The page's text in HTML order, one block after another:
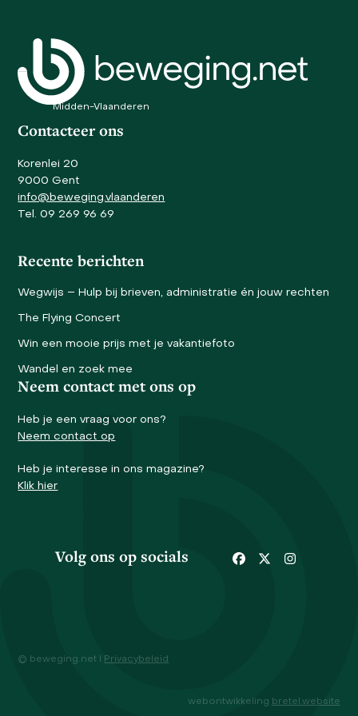
buttons
Midden-Vlaanderen
Contacteer ons
Korenlei 20
9000 Gent
info@beweging.vlaanderen
Tel. 09 269 96 69
Recente berichten
Wegwijs – Hulp bij brieven, administratie én jouw rechten
The Flying Concert
Win een mooie prijs met je vakantiefoto
Wandel en zoek mee
Neem contact met ons op
Heb je een vraag voor ons?
Neem contact op
Heb je interesse in ons magazine?
Klik hier
Volg ons op socials Facebook
TwitterInstagram
© beweging.net I Privacybeleid
webontwikkeling bretel.website